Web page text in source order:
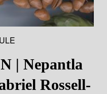
| Nepantla
Rossell-